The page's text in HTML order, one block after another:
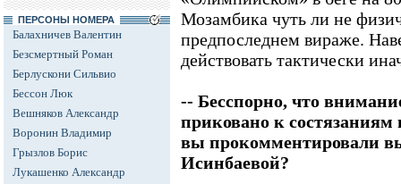
ПЕРСОНЫ НОМЕРА
Балахничев Валентин
Безсмертный Роман
Берлускони Сильвио
Бессон Люк
Вешняков Александр
Воронин Владимир
Грызлов Борис
Лукашенко Александр
Мозамбика чуть ли не
предпоследнем вираже.
действовать тактически
-- Бесспорно, что
приковано к
вы прокомментировали
Исинбаевой?